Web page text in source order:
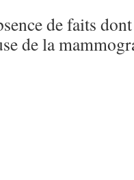
de faits
de la